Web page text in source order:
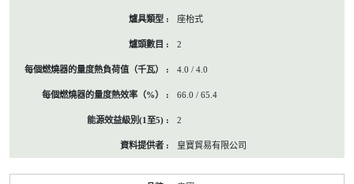
座枱式
2
4.0 / 4.0
66.0 / 65.4
2
皇寶貿易有限公司